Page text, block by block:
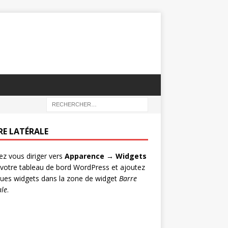
LATÉRALE
vous diriger vers Apparence → Widgets
tableau de bord WordPress et ajoutez
widgets dans la zone de widget Barre
.